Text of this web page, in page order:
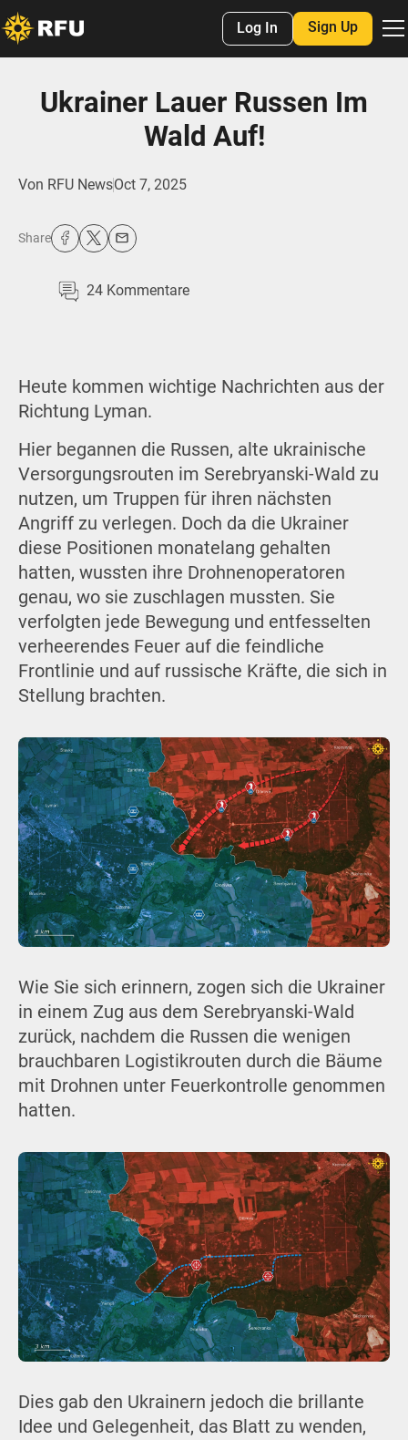
Log In Sign Up
Ukrainer Lauer Russen Im
Wald Auf!
Von RFU NewsOct 7, 2025
Share
24 Kommentare
Heute kommen wichtige Nachrichten aus der
Richtung Lyman.
Hier begannen die Russen, alte ukrainische
Versorgungsrouten im Serebryanski-Wald zu
nutzen, um Truppen für ihren nächsten
Angriff zu verlegen. Doch da die Ukrainer
diese Positionen monatelang gehalten
hatten, wussten ihre Drohnenoperatoren
genau, wo sie zuschlagen mussten. Sie
verfolgten jede Bewegung und entfesselten
verheerendes Feuer auf die feindliche
Frontlinie und auf russische Kräfte, die sich in
Stellung brachten.
Wie Sie sich erinnern, zogen sich die Ukrainer
in einem Zug aus dem Serebryanski-Wald
zurück, nachdem die Russen die wenigen
brauchbaren Logistikrouten durch die Bäume
mit Drohnen unter Feuerkontrolle genommen
hatten.
Dies gab den Ukrainern jedoch die brillante
Idee und Gelegenheit, das Blatt zu wenden,